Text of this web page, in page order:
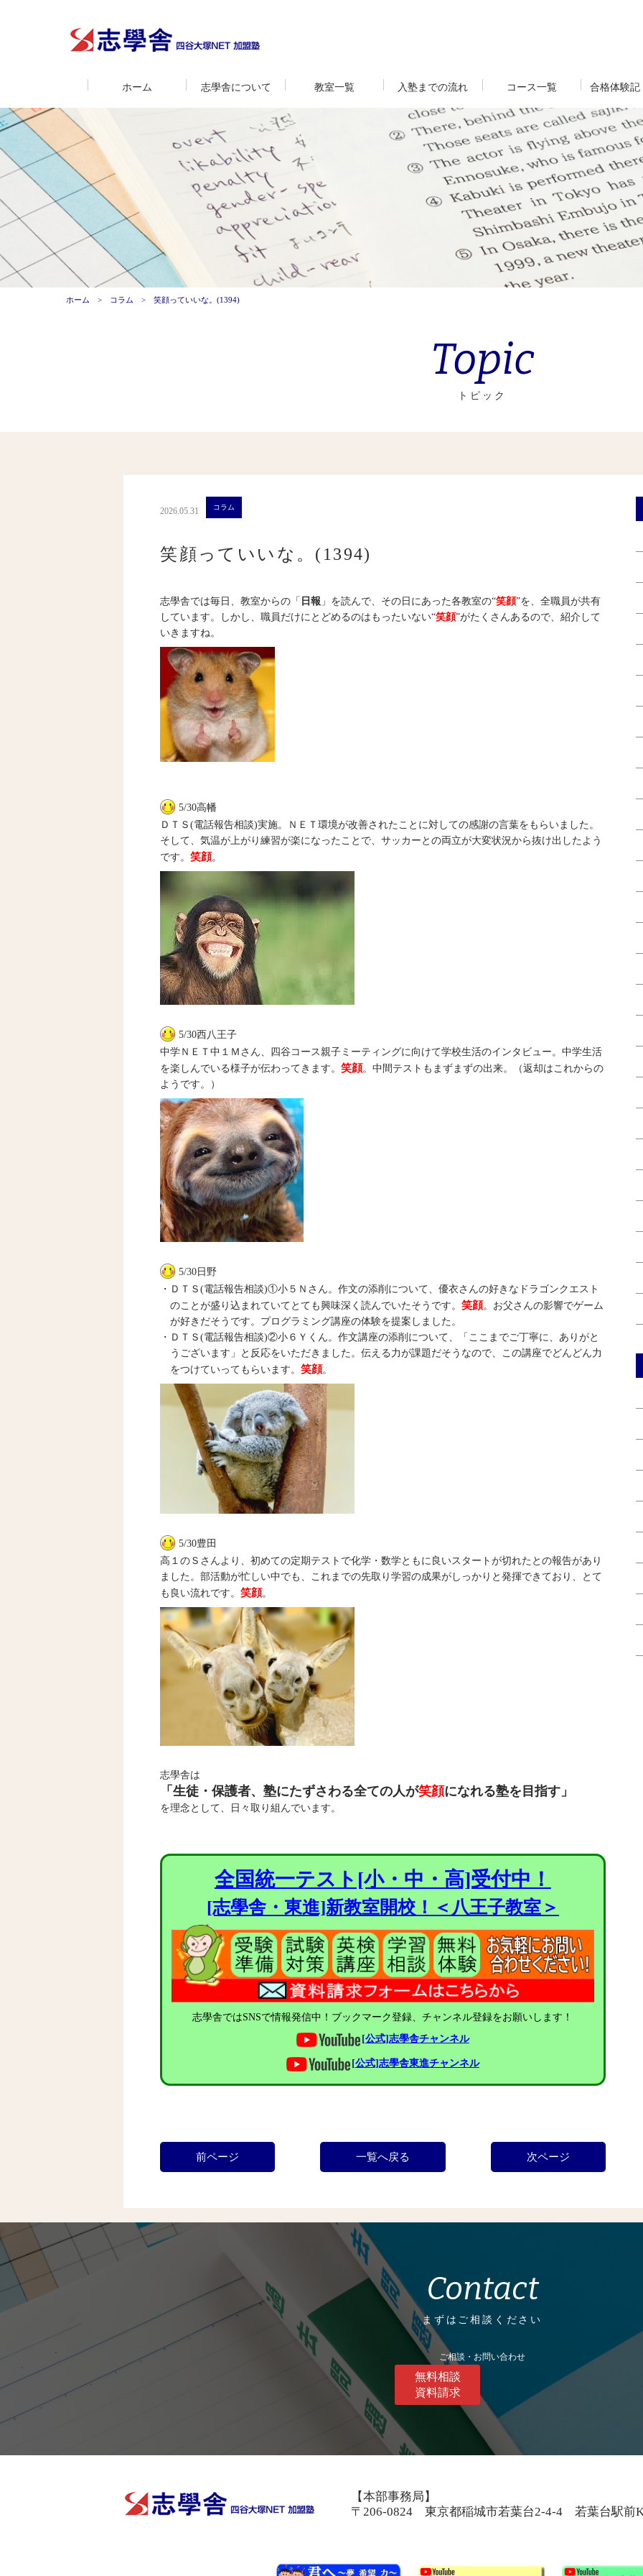
ホーム 志學舎について 教室一覧 入塾までの流れ コース一覧 合格体験記
ホーム コラム 笑顔っていいな。(1394)
Topic
トピック
2026.05.31 コラム
笑顔っていいな。(1394)
志學舎では毎日、教室からの「 日報 」を読んで、その日にあった各教室の“笑顔”を、全職員が共有
しています。しかし、職員だけにとどめるのはもったいない“笑顔”がたくさんあるので、紹介して
いきますね。
5/30高幡
ＤＴＳ(電話報告相談)実施。ＮＥＴ環境が改善されたことに対しての感謝の言葉をもらいました。
そして、気温が上がり練習が楽になったことで、サッカーとの両立が大変状況から抜け出したよう
です。笑顔。
5/30西八王子
中学ＮＥＴ中１Ｍさん、四谷コース親子ミーティングに向けて学校生活のインタビュー。中学生活
を楽しんでいる様子が伝わってきます。笑顔。中間テストもまずまずの出来。（返却はこれからの
ようです。）
5/30日野
・ＤＴＳ(電話報告相談)①小５Ｎさん。作文の添削について、優衣さんの好きなドラゴンクエスト
のことが盛り込まれていてとても興味深く読んでいたそうです。笑顔。お父さんの影響でゲーム
が好きだそうです。プログラミング講座の体験を提案しました。
・ＤＴＳ(電話報告相談)②小６Ｙくん。作文講座の添削について、「ここまでご丁寧に、ありがと
うございます」と反応をいただきました。伝える力が課題だそうなので、この講座でどんどん力
をつけていってもらいます。笑顔。
5/30豊田
高１のＳさんより、初めての定期テストで化学・数学ともに良いスタートが切れたとの報告があり
ました。部活動が忙しい中でも、これまでの先取り学習の成果がしっかりと発揮できており、とて
も良い流れです。笑顔。
志學舎は
「生徒・保護者、塾にたずさわる全ての人が笑顔になれる塾を目指す」
を理念として、日々取り組んでいます。
全国統一テスト[小・中・高]受付中！
[志學舎・東進]新教室開校！＜八王子教室＞
志學舎ではSNSで情報発信中！ブックマーク登録、チャンネル登録をお願いします！
[公式]志學舎チャンネル
[公式]志學舎東進チャンネル
前ページ 一覧へ戻る 次ページ
Contact
まずはご相談ください
ご相談・お問い合わせ
無料相談
資料請求
【本部事務局】
〒206-0824 東京都稲城市若葉台2-4-4 若葉台駅前